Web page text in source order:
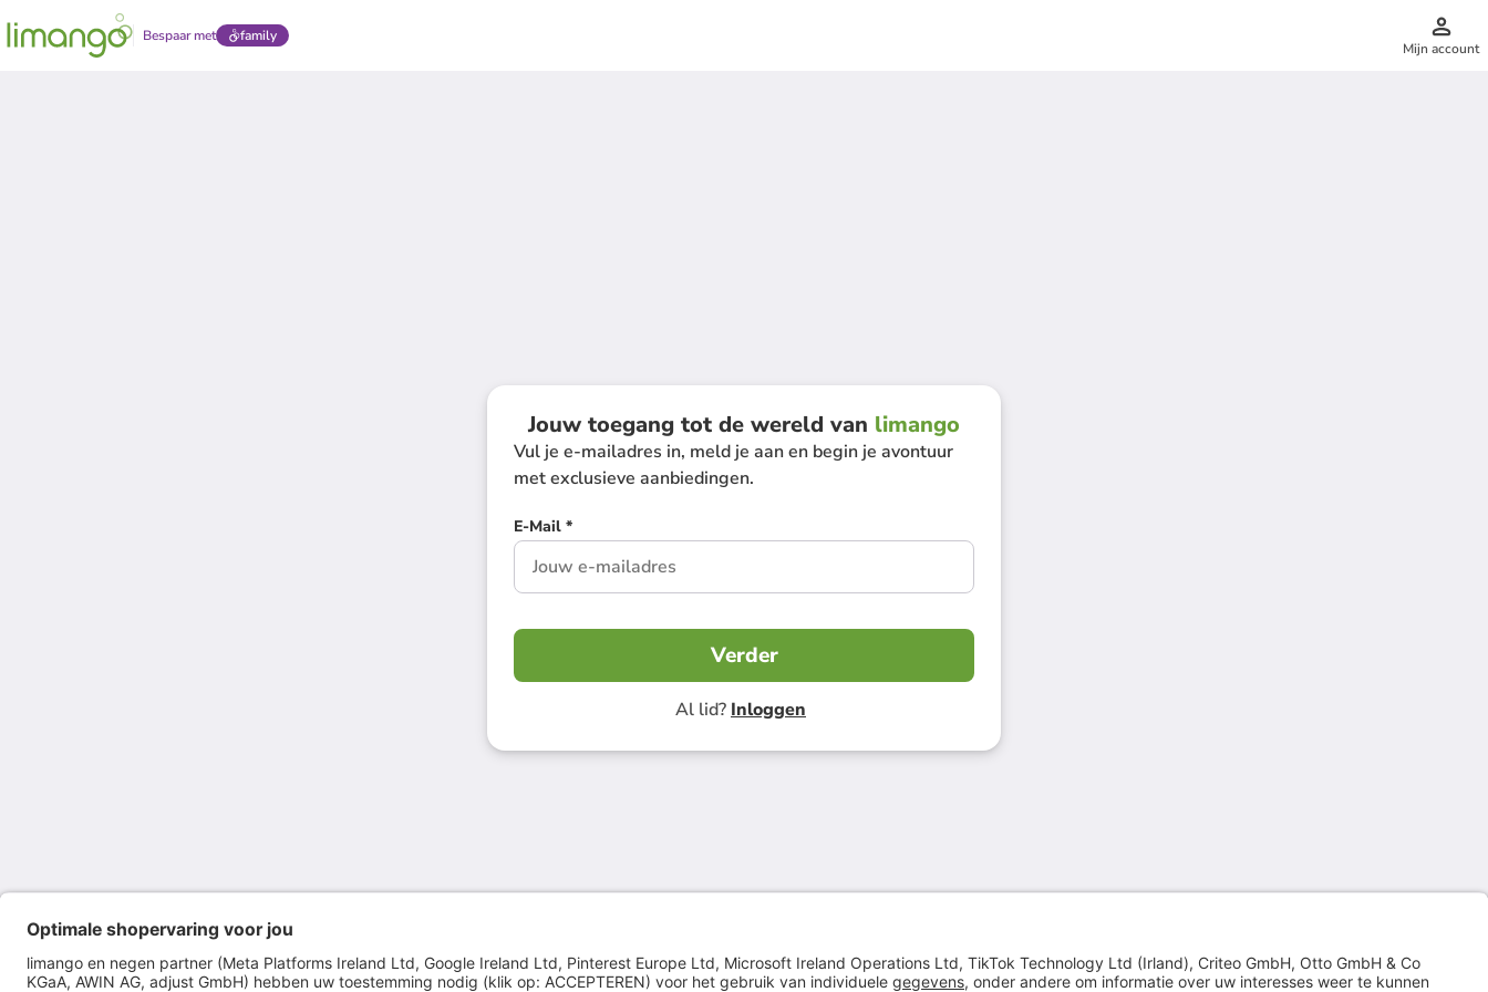
Bespaar met family
Mijn account
Jouw toegang tot de wereld van limango
Vul je e-mailadres in, meld je aan en begin je avontuur
met exclusieve aanbiedingen.
E-Mail *
Verder
Al lid? Inloggen